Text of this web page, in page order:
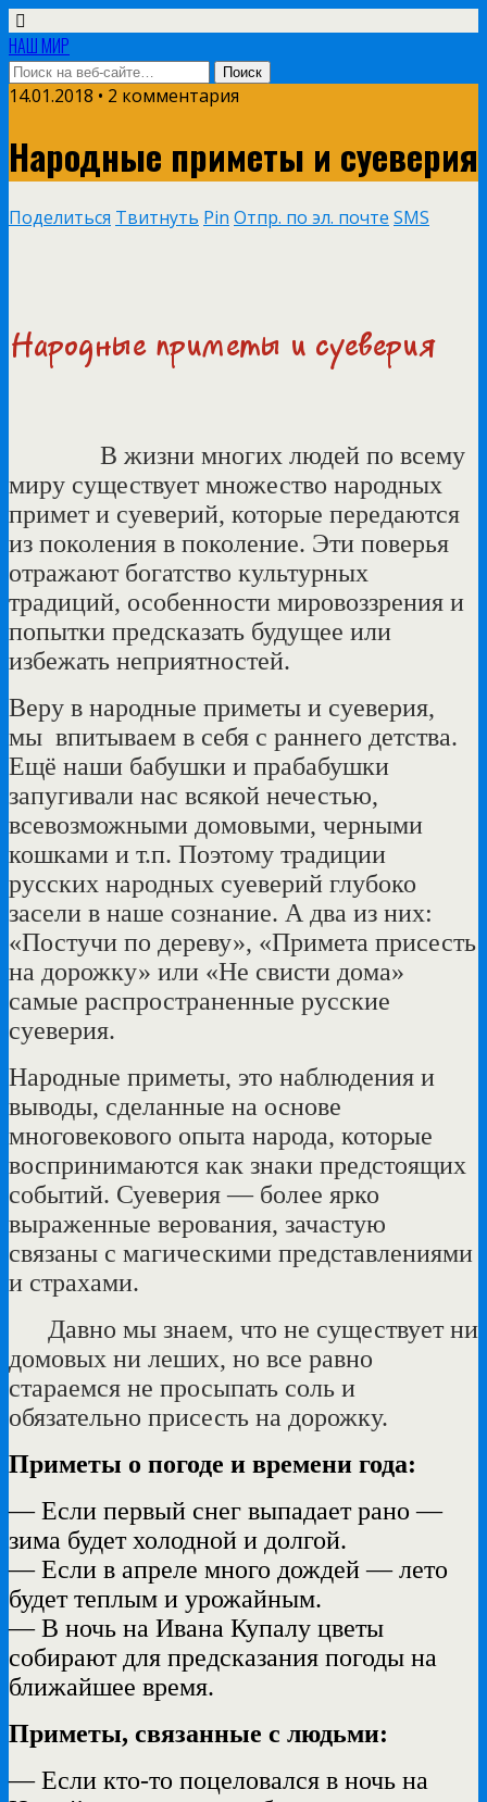
НАШ МИР
14.01.2018 • 2 комментария
Народные приметы и суеверия
Поделиться Твитнуть Pin Отпр. по эл. почте SMS
В жизни многих людей по всему
миру существует множество народных
примет и суеверий, которые передаются
из поколения в поколение. Эти поверья
отражают богатство культурных
традиций, особенности мировоззрения и
попытки предсказать будущее или
избежать неприятностей.
Веру в народные приметы и суеверия,
мы впитываем в себя с раннего детства.
Ещё наши бабушки и прабабушки
запугивали нас всякой нечестью,
всевозможными домовыми, черными
кошками и т.п. Поэтому традиции
русских народных суеверий глубоко
засели в наше сознание. А два из них:
«Постучи по дереву», «Примета присесть
на дорожку» или «Не свисти дома»
самые распространенные русские
суеверия.
Народные приметы, это наблюдения и
выводы, сделанные на основе
многовекового опыта народа, которые
воспринимаются как знаки предстоящих
событий. Суеверия — более ярко
выраженные верования, зачастую
связаны с магическими представлениями
и страхами.
Давно мы знаем, что не существует ни
домовых ни леших, но все равно
стараемся не просыпать соль и
обязательно присесть на дорожку.
Приметы о погоде и времени года:
— Если первый снег выпадает рано —
зима будет холодной и долгой.
— Если в апреле много дождей — лето
будет теплым и урожайным.
— В ночь на Ивана Купалу цветы
собирают для предсказания погоды на
ближайшее время.
Приметы, связанные с людьми:
— Если кто-то поцеловался в ночь на